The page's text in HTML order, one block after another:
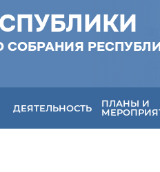
ДЕЯТЕЛЬНОСТЬ
ПЛАНЫ И